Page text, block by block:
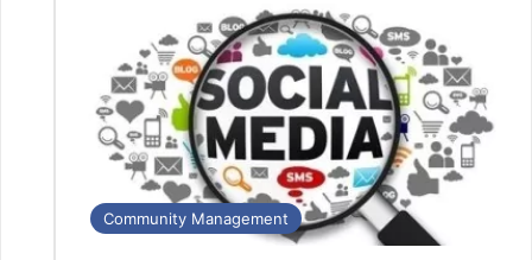
Community Management